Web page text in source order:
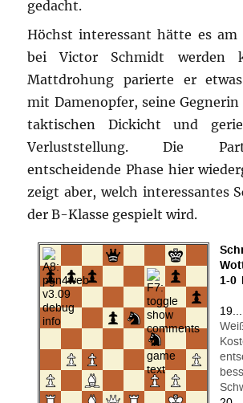
gedacht.
Höchst interessant hätte es
bei Victor Schmidt werden
Mattdrohung parierte er
mit Damenopfer, seine
taktischen Dickicht und
Verluststellung. Die
entscheidende Phase hier
zeigt aber, welch interessantes
der B-Klasse gespielt wird.